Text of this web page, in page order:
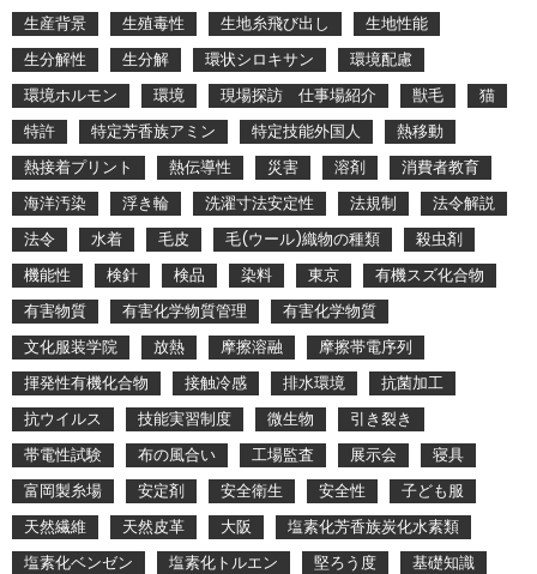
生産背景
生殖毒性 生地糸飛び出し
生地性能
生分解性
生分解 環状シロキサン
環境配慮
環境ホルモン
環境 現場探訪 仕事場紹介 獣毛
猫
特許
特定芳香族アミン 特定技能外国人
熱移動
熱接着プリント
熱伝導性 災害 溶剤
消費者教育
海洋汚染
浮き輪 洗濯寸法安定性 法規制
法令解説
法令
水着 毛皮 毛(ウール)織物の種類
殺虫剤
機能性
検針 検品 染料 東京
有機スズ化合物
有害物質
有害化学物質管理
有害化学物質
文化服装学院
放熱 摩擦溶融
摩擦帯電序列
揮発性有機化合物
接触冷感 排水環境
抗菌加工
抗ウイルス
技能実習制度 微生物
引き裂き
帯電性試験
布の風合い 工場監査 展示会
寝具
富岡製糸場
安定剤 安全衛生 安全性
子ども服
天然繊維
天然皮革 大阪
塩素化芳香族炭化水素類
塩素化ベンゼン
塩素化トルエン 堅ろう度
基礎知識